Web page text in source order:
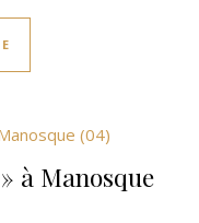
à Manosque